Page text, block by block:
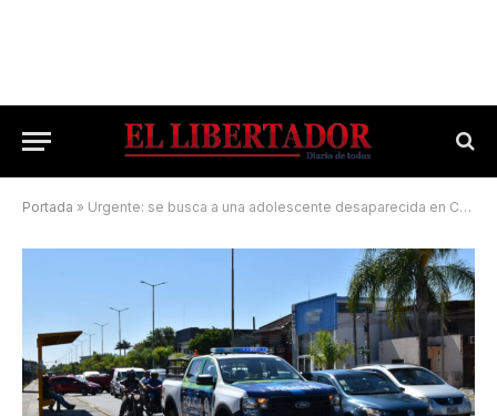
Portada » Urgente: se busca a una adolescente desaparecida en Corrientes